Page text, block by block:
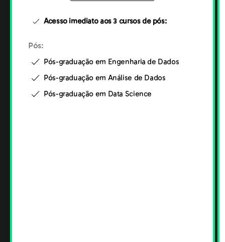
Acesso imediato aos 3 cursos de pós:
Pós:
Pós-graduação em Engenharia de Dados
Pós-graduação em Análise de Dados
Pós-graduação em Data Science